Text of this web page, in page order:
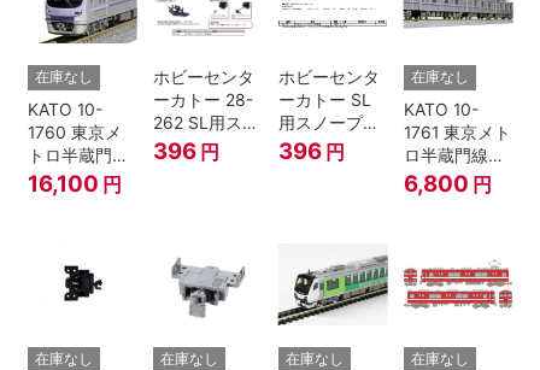
在庫なし
KATO 10-
1760 東京メ
トロ半蔵門線
18000系 基本
6両セット N
16,100 円
ホビーセンタ
ーカトー 28-
262 SL用スノ
ープロウ1 前
面用 Nゲージ
396 円
ホビーセンタ
ーカトー SL
用スノープロ
ウ① 前面用
396 円
在庫なし
KATO 10-
1761 東京メト
ロ半蔵門線
18000系 増結
4両セット N
6,800 円
在庫なし 在庫なし 在庫なし 在庫なし